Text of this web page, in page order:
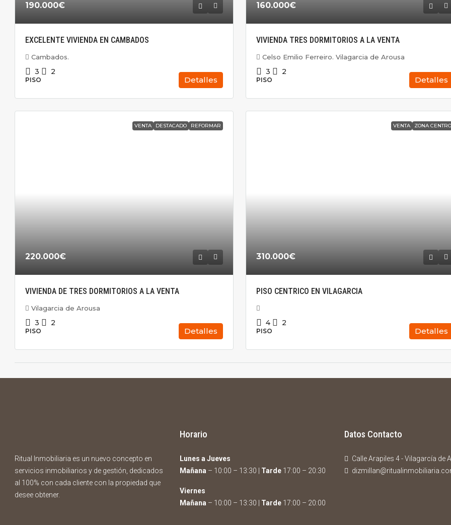
190.000€
EXCELENTE VIVIENDA EN CAMBADOS
Cambados.
3 2
PISO Detalles
160.000€
VIVIENDA TRES DORMITORIOS A LA VENTA
Celso Emilio Ferreiro. Vilagarcia de Arousa
3 2
PISO Detalles
VENTA DESTACADO REFORMAR
220.000€
VIVIENDA DE TRES DORMITORIOS A LA VENTA
Vilagarcia de Arousa
3 2
PISO Detalles
VENTA ZONA CENTRO
310.000€
PISO CENTRICO EN VILAGARCIA
4 2
PISO Detalles
Ritual Inmobiliaria es un nuevo concepto en
servicios inmobiliarios y de gestión, dedicados
al 100% con cada cliente con la propiedad que
desee obtener.
Horario
Lunes a Jueves
Mañana – 10:00 – 13:30 | Tarde17:00 – 20:30
Viernes
Mañana – 10:00 – 13:30 | Tarde17:00 – 20:00
Datos Contacto
Calle Arapiles 4 - Vilagarcía de